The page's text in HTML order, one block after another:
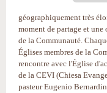
géographiquement très
moment de partage et
de la Communauté.
Églises membres de la
rencontre avec l'Église
de la CEVI (Chiesa
pasteur Eugenio